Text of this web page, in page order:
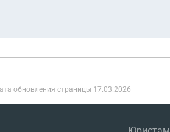
обновления страницы 17.03.2026